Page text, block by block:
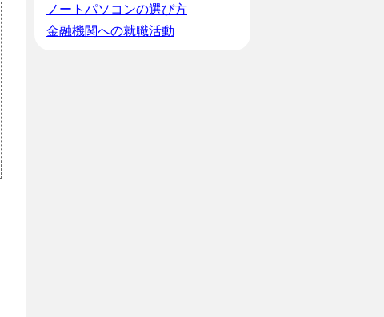
ノートパソコンの選び方
金融機関への就職活動